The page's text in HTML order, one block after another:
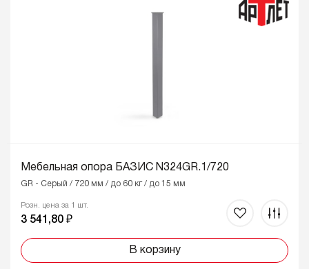
Мебельная опора БАЗИС N324GR.1/720
GR - Серый / 720 мм / до 60 кг / до 15 мм
Розн. цена за 1 шт.
3 541,80 ₽
В корзину